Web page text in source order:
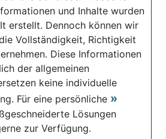
und Inhalte wurden
erstellt. Dennoch können wir
Vollständigkeit, Richtigkeit
Diese Informationen
der allgemeinen
keine individuelle
Für eine persönliche
Lösungen
zur Verfügung.